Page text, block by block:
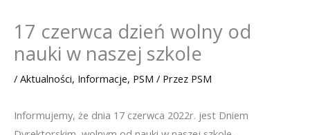
17 czerwca dzień wolny od
nauki w naszej szkole
/ Aktualności, Informacje, PSM / Przez PSM
Informujemy, że dnia 17 czerwca 2022r. jest Dniem